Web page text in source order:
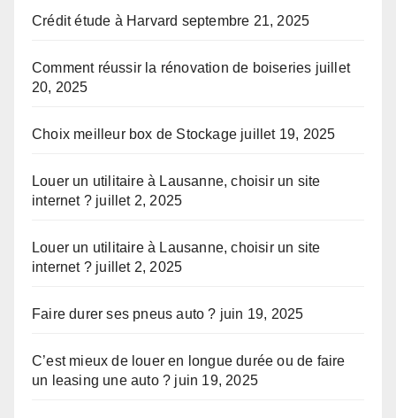
Crédit étude à Harvard septembre 21, 2025
Comment réussir la rénovation de boiseries juillet
20, 2025
Choix meilleur box de Stockage juillet 19, 2025
Louer un utilitaire à Lausanne, choisir un site
internet ? juillet 2, 2025
Louer un utilitaire à Lausanne, choisir un site
internet ? juillet 2, 2025
Faire durer ses pneus auto ? juin 19, 2025
C’est mieux de louer en longue durée ou de faire
un leasing une auto ? juin 19, 2025